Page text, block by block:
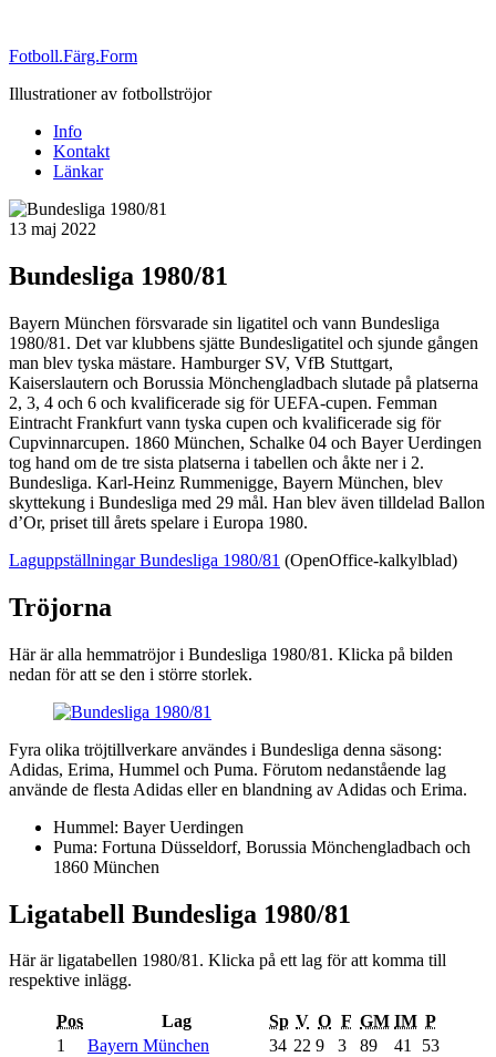
Fotboll.Färg.Form
Illustrationer av fotbollströjor
Info
Kontakt
Länkar
Publicerat
13 maj 2022
Bundesliga 1980/81
Bayern München försvarade sin ligatitel och vann Bundesliga
1980/81. Det var klubbens sjätte Bundesligatitel och sjunde gången
man blev tyska mästare. Hamburger SV, VfB Stuttgart,
Kaiserslautern och Borussia Mönchengladbach slutade på platserna
2, 3, 4 och 6 och kvalificerade sig för UEFA-cupen. Femman
Eintracht Frankfurt vann tyska cupen och kvalificerade sig för
Cupvinnarcupen. 1860 München, Schalke 04 och Bayer Uerdingen
tog hand om de tre sista platserna i tabellen och åkte ner i 2.
Bundesliga. Karl-Heinz Rummenigge, Bayern München, blev
skyttekung i Bundesliga med 29 mål. Han blev även tilldelad Ballon
d’Or, priset till årets spelare i Europa 1980.
Laguppställningar Bundesliga 1980/81 (OpenOffice-kalkylblad)
Tröjorna
Här är alla hemmatröjor i Bundesliga 1980/81. Klicka på bilden
nedan för att se den i större storlek.
Fyra olika tröjtillverkare användes i Bundesliga denna säsong:
Adidas, Erima, Hummel och Puma. Förutom nedanstående lag
använde de flesta Adidas eller en blandning av Adidas och Erima.
Hummel: Bayer Uerdingen
Puma: Fortuna Düsseldorf, Borussia Mönchengladbach och
1860 München
Ligatabell Bundesliga 1980/81
Här är ligatabellen 1980/81. Klicka på ett lag för att komma till
respektive inlägg.
Pos Lag Sp V O F GM IM P
1
Bayern München 34 22 9 3 89 41
53